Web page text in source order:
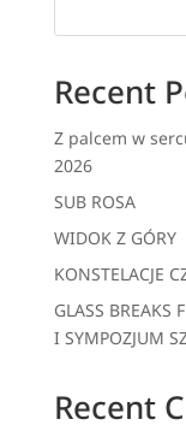
Recent
Z palcem w
2026
SUB ROSA
WIDOK Z GÓRY
KONSTELACJE
GLASS BREAKS
I SYMPOZJUM
Recent